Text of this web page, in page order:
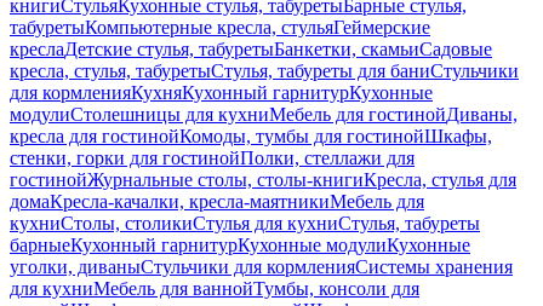
книгиСтульяКухонные стулья, табуретыБарные стулья,
табуретыКомпьютерные кресла, стульяГеймерские
креслаДетские стулья, табуретыБанкетки, скамьиСадовые
кресла, стулья, табуретыСтулья, табуреты для баниСтульчики
для кормленияКухняКухонный гарнитурКухонные
модулиСтолешницы для кухниМебель для гостинойДиваны,
кресла для гостинойКомоды, тумбы для гостинойШкафы,
стенки, горки для гостинойПолки, стеллажи для
гостинойЖурнальные столы, столы-книгиКресла, стулья для
домаКресла-качалки, кресла-маятникиМебель для
кухниСтолы, столикиСтулья для кухниСтулья, табуреты
барныеКухонный гарнитурКухонные модулиКухонные
уголки, диваныСтульчики для кормленияСистемы хранения
для кухниМебель для ваннойТумбы, консоли для